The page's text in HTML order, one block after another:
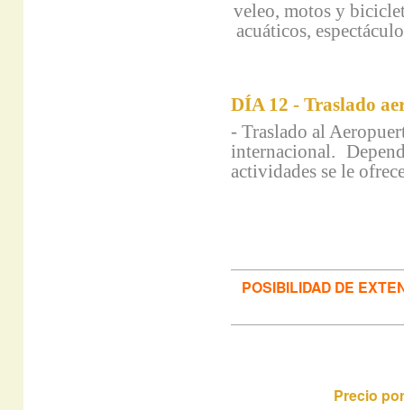
veleo, motos y
acuáticos,
DÍA 12 - Traslado
- Traslado al
internacional.
actividades se le
POSIBILIDAD DE
Precio